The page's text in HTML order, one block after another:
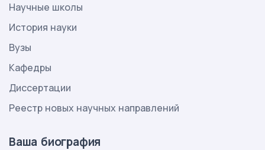
Научные школы
История науки
Вузы
Кафедры
Диссертации
Реестр новых научных направлений
Ваша биография